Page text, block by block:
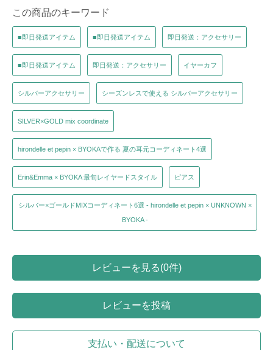
この商品のキーワード
■即日発送アイテム ■即日発送アイテム 即日発送：アクセサリー
■即日発送アイテム 即日発送：アクセサリー イヤーカフ
シルバーアクセサリー シーズンレスで使える シルバーアクセサリー
SILVER×GOLD mix coordinate
hirondelle et pepin × BYOKAで作る 夏の耳元コーディネート4選
Erin&Emma × BYOKA 最旬レイヤードスタイル ピアス
シルバー×ゴールドMIXコーディネート6選 - hirondelle et pepin × UNKNOWN ×
BYOKA -
レビューを見る(0件)
レビューを投稿
支払い・配送について